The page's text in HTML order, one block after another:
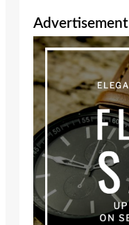
Advertisement